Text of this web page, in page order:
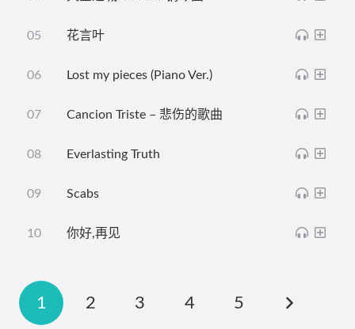
花言叶
Lost my pieces (Piano Ver.)
Cancion Triste – 悲伤的歌曲
Everlasting Truth
Scabs
你好,再见
1 2 3 4 5